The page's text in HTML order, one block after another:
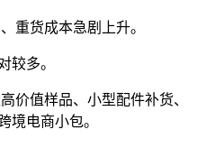
重货成本急剧上升。
较多。
价值样品、小型配件补货、
境电商小包。